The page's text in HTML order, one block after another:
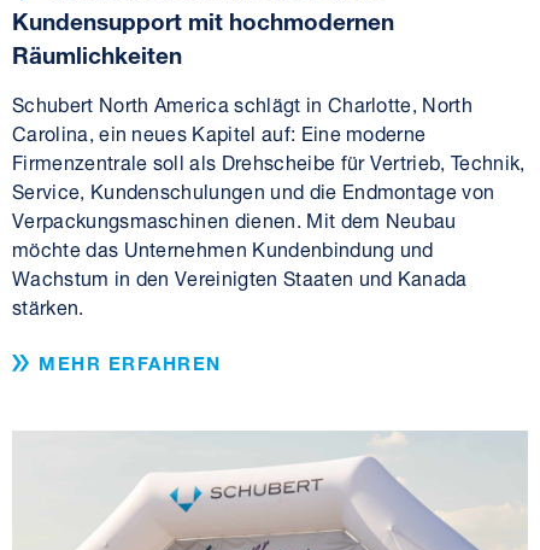
Kundensupport mit hochmodernen
Räumlichkeiten
Schubert North America schlägt in Charlotte, North
Carolina, ein neues Kapitel auf: Eine moderne
Firmenzentrale soll als Drehscheibe für Vertrieb, Technik,
Service, Kundenschulungen und die Endmontage von
Verpackungsmaschinen dienen. Mit dem Neubau
möchte das Unternehmen Kundenbindung und
Wachstum in den Vereinigten Staaten und Kanada
stärken.
MEHR ERFAHREN